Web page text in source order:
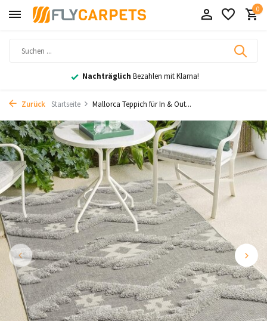
0
Nachträglich Bezahlen mit Klarna!
Zurück Startseite Mallorca Teppich für In & Out...